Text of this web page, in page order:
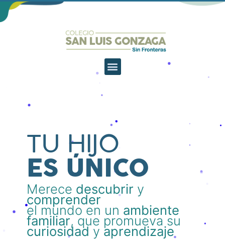
TU HIJO
ES ÚNICO
Merece descubrir y
comprender
el mundo en un ambiente
familiar, que promueva su
curiosidad y aprendizaje